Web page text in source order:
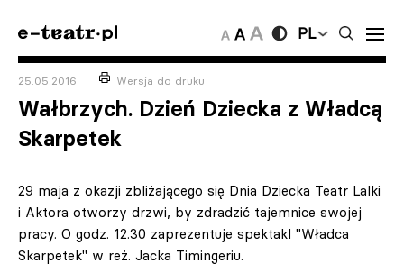
PL
25.05.2016 Wersja do druku
Wałbrzych. Dzień Dziecka z Władcą
Skarpetek
29 maja z okazji zbliżającego się Dnia Dziecka Teatr Lalki
i Aktora otworzy drzwi, by zdradzić tajemnice swojej
pracy. O godz. 12.30 zaprezentuje spektakl "Władca
Skarpetek" w reż. Jacka Timingeriu.